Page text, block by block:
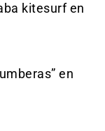
kitesurf en
en